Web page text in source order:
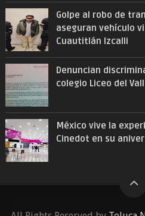
Golpe al robo de
aseguran vehículo
Cuautitlán Izcalli
Denuncian
colegio Liceo del
México vive la
Cinedot en su